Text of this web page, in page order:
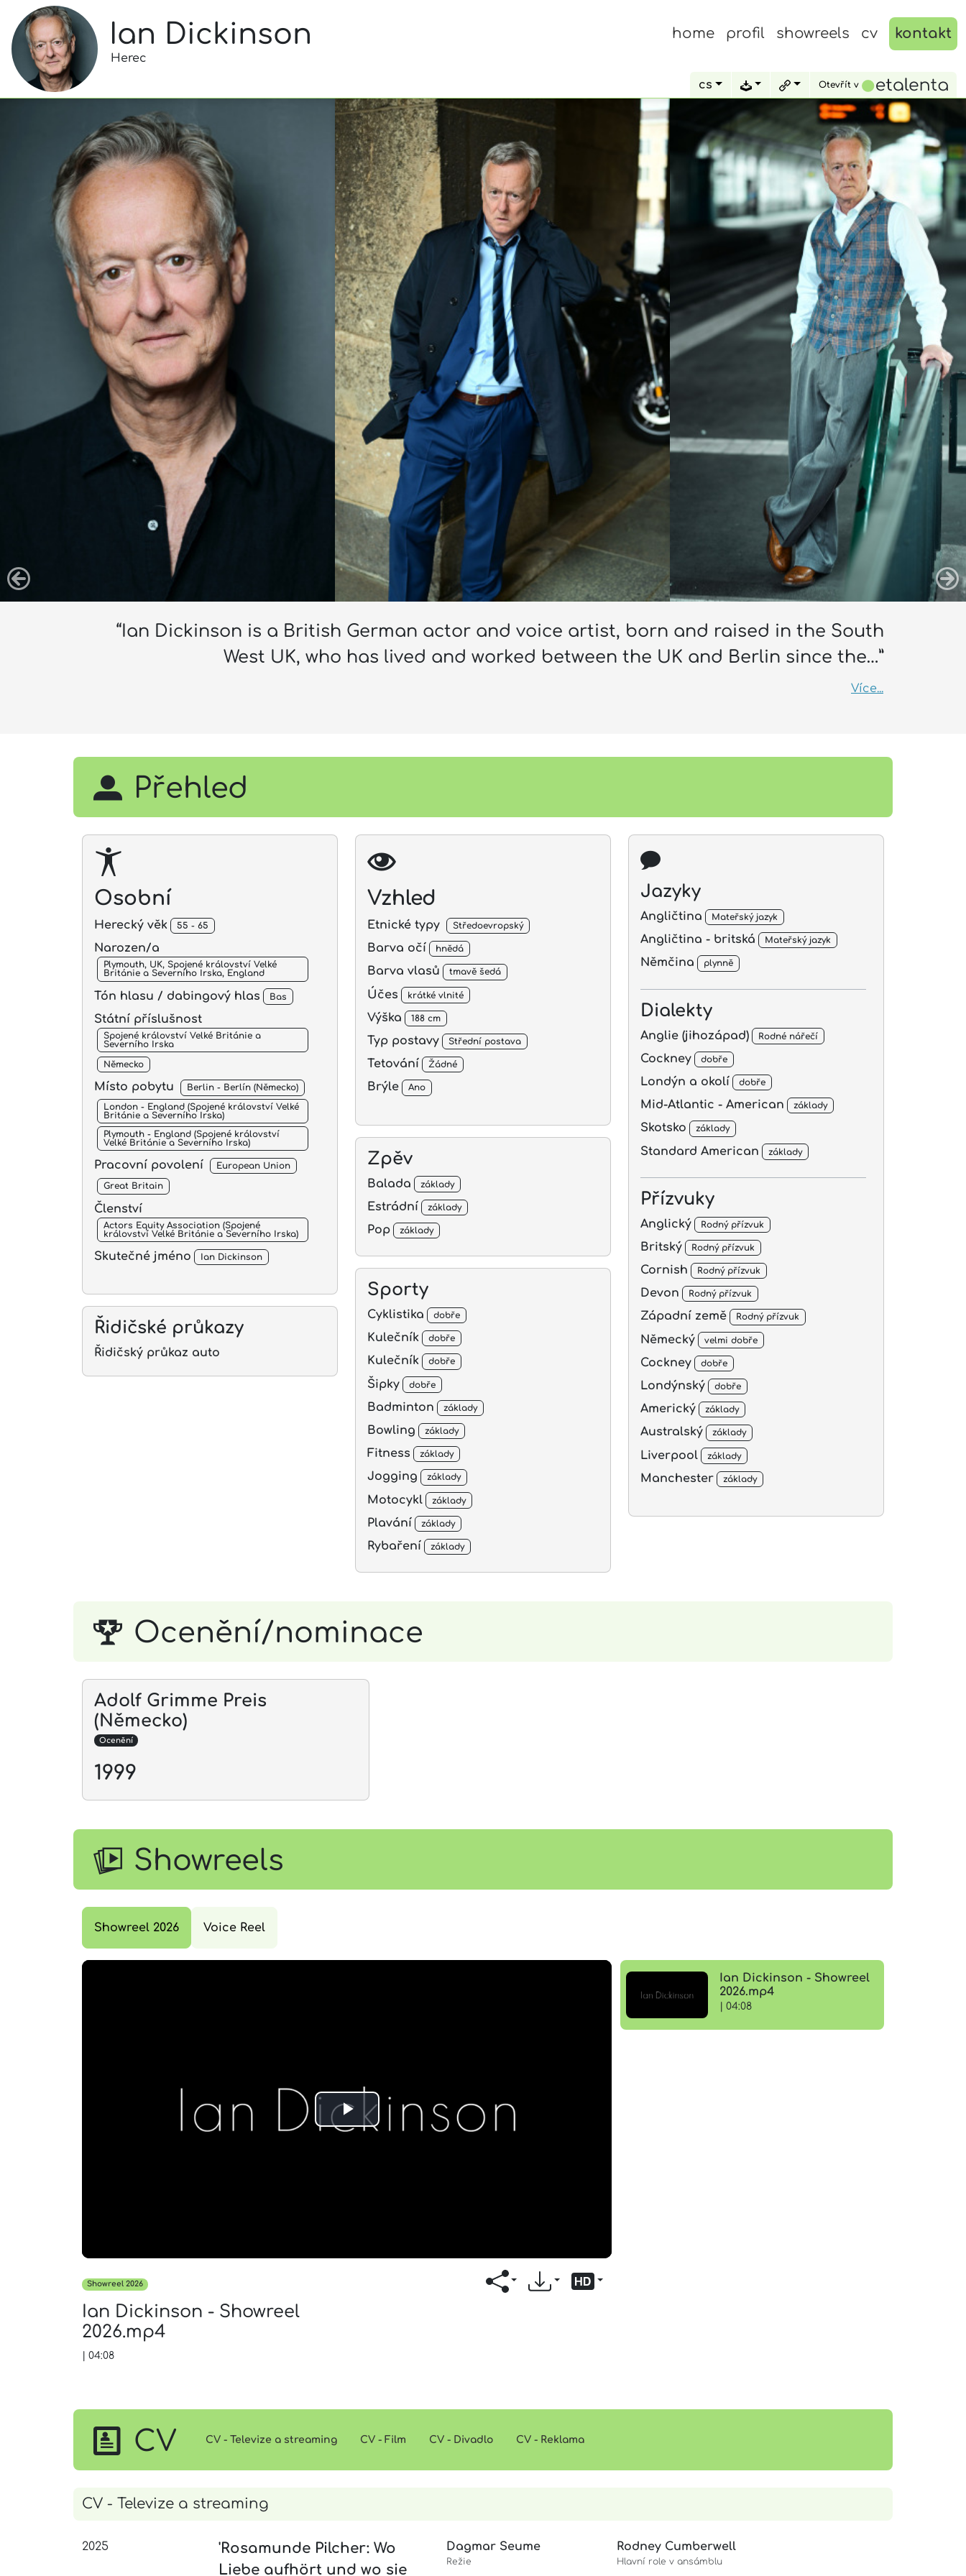
Ian Dickinson
Herec
home profil showreels cv kontakt
cs Otevřít v
“Ian Dickinson is a British German actor and voice artist, born and raised in the South
West UK, who has lived and worked between the UK and Berlin since the…”
Více...
Přehled
Osobní
Herecký věk 55 - 65
Narozen/a
Plymouth, UK, Spojené království Velké
Británie a Severního Irska, England
Tón hlasu / dabingový hlas Bas
Státní příslušnost
Spojené království Velké Británie a
Severního Irska
Německo
Místo pobytu
Berlin - Berlín (Německo)
London - England (Spojené království Velké
Británie a Severního Irska)
Plymouth - England (Spojené království
Velké Británie a Severního Irska)
Pracovní povolení European Union
Great Britain
Členství
Actors Equity Association (Spojené
království Velké Británie a Severního Irska)
Skutečné jméno Ian Dickinson
Vzhled
Etnické typy Středoevropský
Barva očí hnědá
Barva vlasů tmavě šedá
Účes krátké vlnité
Výška 188 cm
Typ postavy Střední postava
Tetování Žádné
Brýle Ano
Jazyky
Angličtina Mateřský jazyk
Angličtina - britská Mateřský jazyk
Němčina plynně
Dialekty
Anglie (jihozápad) Rodné nářečí
Cockney dobře
Londýn a okolí dobře
Mid-Atlantic - American základy
Skotsko základy
Standard American základy
Přízvuky
Anglický Rodný přízvuk
Britský Rodný přízvuk
Cornish Rodný přízvuk
Devon Rodný přízvuk
Západní země Rodný přízvuk
Německý velmi dobře
Cockney dobře
Londýnský dobře
Americký základy
Australský základy
Liverpool základy
Manchester základy
Zpěv
Balada základy
Estrádní základy
Pop základy
Sporty
Cyklistika dobře
Kulečník dobře
Kulečník dobře
Šipky dobře
Badminton základy
Bowling základy
Fitness základy
Jogging základy
Motocykl základy
Plavání základy
Rybaření základy
Řidičské průkazy
Řidičský průkaz auto
Ocenění/nominace
Adolf Grimme Preis
(Německo)
Ocenění
1999
Showreels
Showreel 2026 Voice Reel
Play
Showreel 2026
Ian Dickinson - Showreel
2026.mp4
04:08
Ian Dickinson - Showreel
2026.mp4
| 04:08
CV CV - Televize a streaming CV - Film CV - Divadlo CV - Reklama
CV - Televize a streaming
2025
'Rosamunde Pilcher: Wo
Liebe aufhört und wo sie
Dagmar Seume
Režie
Rodney Cumberwell
Hlavní role v ansámblu